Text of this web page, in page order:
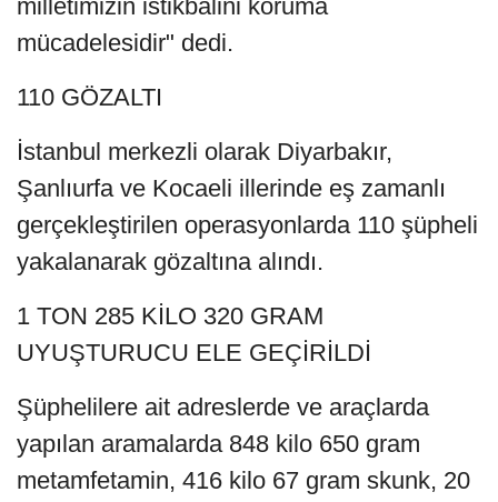
milletimizin istikbalini koruma
mücadelesidir" dedi.
110 GÖZALTI
İstanbul merkezli olarak Diyarbakır,
Şanlıurfa ve Kocaeli illerinde eş zamanlı
gerçekleştirilen operasyonlarda 110 şüpheli
yakalanarak gözaltına alındı.
1 TON 285 KİLO 320 GRAM
UYUŞTURUCU ELE GEÇİRİLDİ
Şüphelilere ait adreslerde ve araçlarda
yapılan aramalarda 848 kilo 650 gram
metamfetamin, 416 kilo 67 gram skunk, 20